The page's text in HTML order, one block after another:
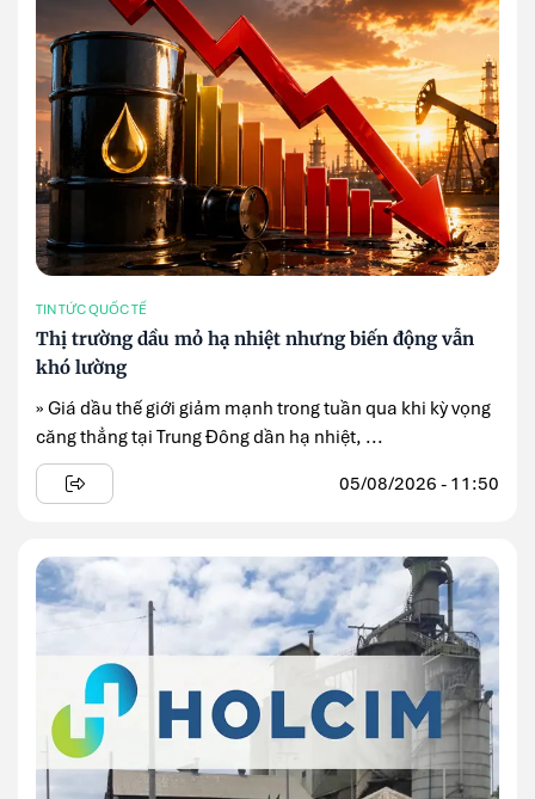
TIN TỨC QUỐC TẾ
Thị trường dầu mỏ hạ nhiệt nhưng biến động vẫn
khó lường
» Giá dầu thế giới giảm mạnh trong tuần qua khi kỳ vọng
căng thẳng tại Trung Đông dần hạ nhiệt, ...
05/08/2026 - 11:50